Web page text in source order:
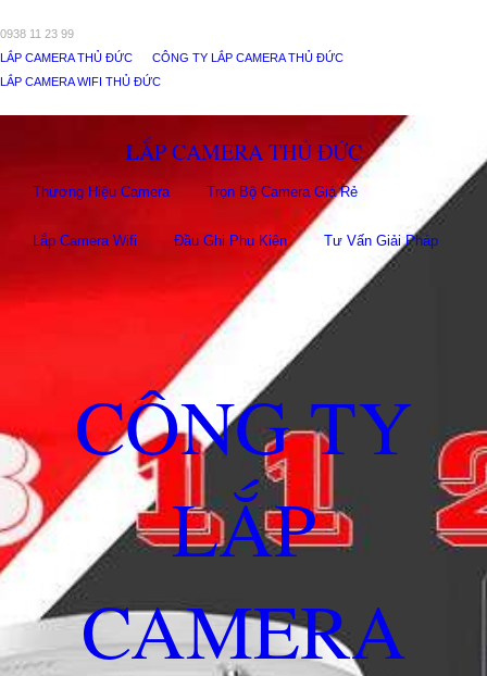
0938 11 23 99
LẮP CAMERA THỦ ĐỨC
CÔNG TY LẮP CAMERA THỦ ĐỨC
LẮP CAMERA WIFI THỦ ĐỨC
LẮP CAMERA THỦ ĐỨC
Thương Hiệu Camera Trọn Bộ Camera Giá Rẻ
Lắp Camera Wifi Đầu Ghi Phụ Kiên Tư Vấn Giải Pháp
CÔNG TY
LẮP
CAMERA